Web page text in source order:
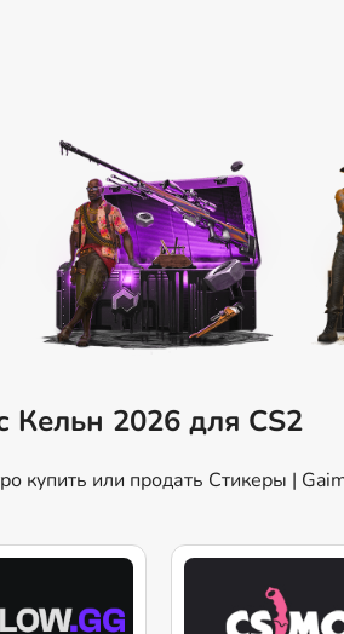
Кельн 2026 для CS2
купить или продать Стикеры |